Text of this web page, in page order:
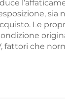
sia
Le
fattori che